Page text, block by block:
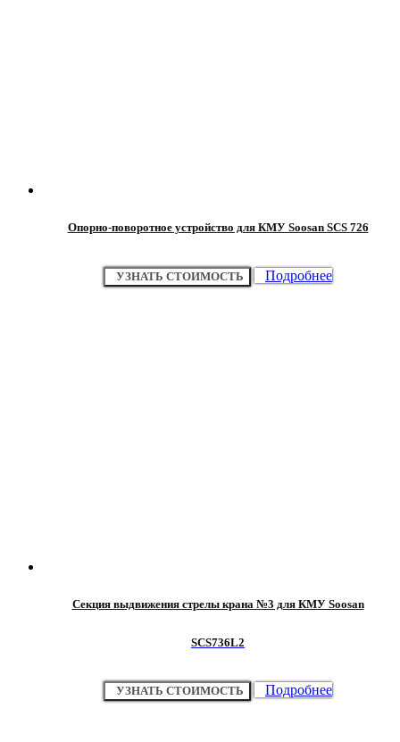
Опорно-поворотное устройство для КМУ Soosan SCS 726
УЗНАТЬ СТОИМОСТЬ Подробнее
Секция выдвижения стрелы крана №3 для КМУ Soosan
SCS736L2
УЗНАТЬ СТОИМОСТЬ Подробнее